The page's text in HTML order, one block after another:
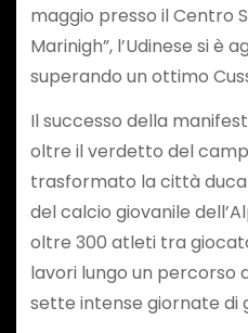
maggio presso il Centro
Marinigh”, l’Udinese si è
superando un ottimo
​Il successo della
oltre il verdetto del
trasformato la città
del calcio giovanile
oltre 300 atleti tra
lavori lungo un percorso
sette intense giornate di